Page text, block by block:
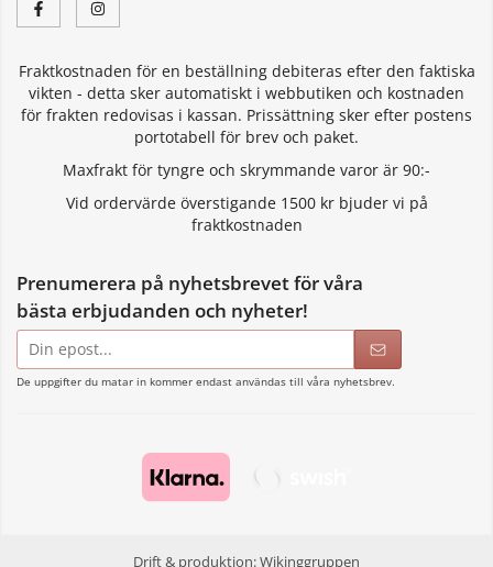
Fraktkostnaden för en beställning debiteras efter den faktiska
vikten - detta sker automatiskt i webbutiken och kostnaden
för frakten redovisas i kassan. Prissättning sker efter postens
portotabell för brev och paket.
Maxfrakt för tyngre och skrymmande varor är 90:-
Vid ordervärde överstigande 1500 kr bjuder vi på
fraktkostnaden
Prenumerera på nyhetsbrevet för våra
bästa erbjudanden och nyheter!
postadress
De uppgifter du matar in kommer endast användas till våra nyhetsbrev.
Drift & produktion:Wikinggruppen